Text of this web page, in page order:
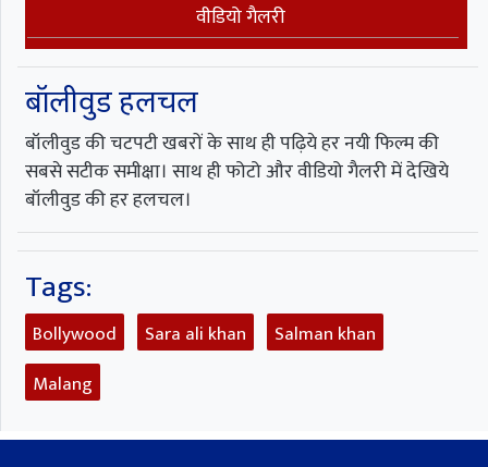
वीडियो गैलरी
बॉलीवुड हलचल
बॉलीवुड की चटपटी खबरों के साथ ही पढ़िये हर नयी फिल्म की
सबसे सटीक समीक्षा। साथ ही फोटो और वीडियो गैलरी में देखिये
बॉलीवुड की हर हलचल।
Tags:
Bollywood Sara ali khan
Salman khan
Malang